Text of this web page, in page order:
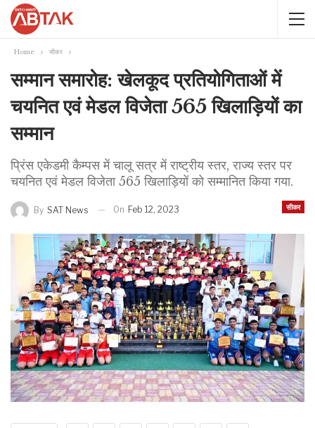
Home सीकर
सम्मान समारोह: खेलकूद प्रतियोगिताओं में
चयनित एवं मेडल विजेता 565 खिलाड़ियों का
सम्मान
प्रिंस एकेडमी कैम्पस में चालू सत्र में राष्ट्रीय स्तर, राज्य स्तर पर
चयनित एवं मेडल विजेता 565 खिलाड़ियों को सम्मानित किया गया.
सीकर
By SAT News On Feb 12, 2023